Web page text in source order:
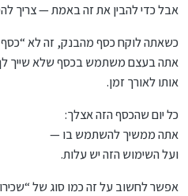
אבל כדי להבין את זה באמת — צריך
כשאתה לוקח כסף מהבנק, זה לא “כסף
אתה בעצם משתמש בכסף שלא שייך
אותו לאורך זמן.
כל יום שהכסף הזה אצלך:
אתה ממשיך להשתמש בו —
ועל השימוש הזה יש עלות.
אפשר לחשוב על זה כמו סוג של